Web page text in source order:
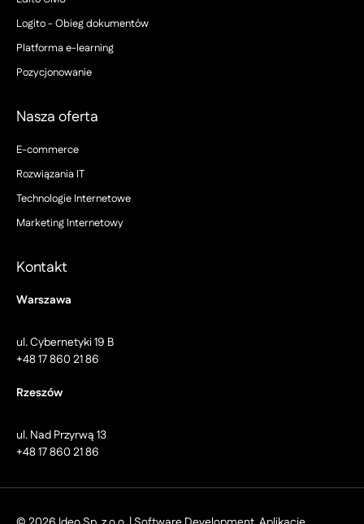
Logito - Obieg dokumentów
Platforma e-learning
Pozycjonowanie
Nasza oferta
E-commerce
Rozwiązania IT
Technologie Internetowe
Marketing Internetowy
Kontakt
Warszawa
ul. Cybernetyki 19 B
+48 17 860 21 86
Rzeszów
ul. Nad Przyrwą 13
+48 17 860 21 86